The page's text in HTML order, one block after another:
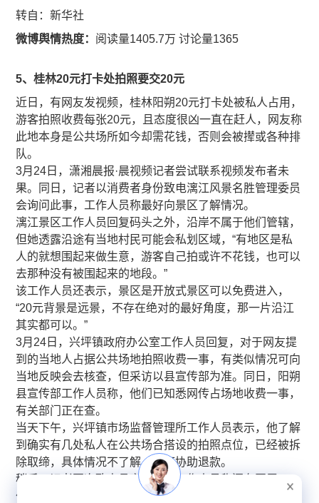
​​转自：新华社
微博舆情热度： 阅读量1405.7万 讨论量1365
5、桂林20元打卡处拍照要交20元
近日，有网友发视频，桂林阳朔20元打卡处被私人占用，
游客拍照收费每张20元，且态度很凶一直在赶人，网友称
此地本身是公共场所如今却需花钱，否则会被撵或各种排
队。
3月24日，潇湘晨报·晨视频记者尝试联系视频发布者未
果。同日，记者以消费者身份致电漓江风景名胜管理委员
会询问此事，工作人员称最好向景区了解情况。
漓江景区工作人员回复码头之外，沿岸不属于他们管辖，
但她透露沿途有当地村民可能会私划区域，“有地区是私
人的就想围起来做生意，游客自己拍或许不花钱，也可以
去那种没有被围起来的地段。”
该工作人员还表示，景区是开放式景区可以免费进入，
“20元背景是远景，不存在绝对的最好角度，那一片沿江
其实都可以。”
3月24日，兴坪镇政府办公室工作人员回复，对于网友提
到的当地人占据公共场地拍照收费一事，有类似情况可向
当地反映会去核查，但采访以县宣传部为准。同日，阳朔
县宣传部工作人员称，他们已知悉网传占场地收费一事，
有关部门正在查。
当天下午，兴坪镇市场监督管理所工作人员表示，他了解
到确实有几处私人在公共场合搭设的拍照点位，已经被拆
除取缔，具体情况不了解，但可协助退款。
稍后，记者再次致电县宣传部，工作人员称还在开展工
作，很快就会发公告，具体情况电话中三言两语说不清。